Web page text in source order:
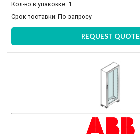
Кол-во в упаковке: 1
Срок поставки:По запросу
REQUEST QUOTE